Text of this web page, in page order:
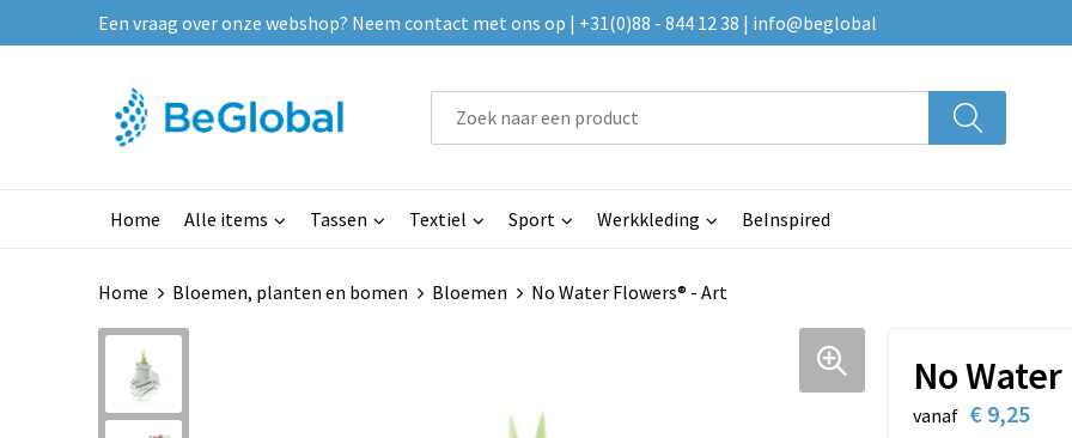
Een vraag over onze webshop? Neem contact met ons op | +31(0)88 - 844 12 38 | info@beglobal
Home Alle items Tassen Textiel Sport Werkkleding BeInspired
Home Bloemen, planten en bomen Bloemen No Water Flowers® - Art
No
vanaf € 9,25